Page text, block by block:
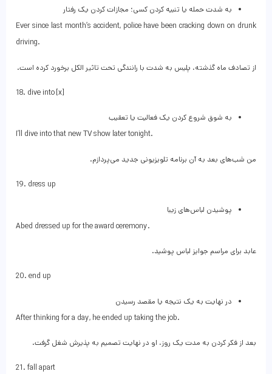
به شدت حمله یا تنبیه کردن کسی؛ مجازات کردن یک رفتار
Ever since last month’s accident, police have been cracking down on drunk
driving.
از تصادف ماه گذشته، پلیس به شدت با رانندگی تحت تاثیر الکل برخورد کرده است.
18. dive into [x]
به شوق شروع کردن یک فعالیت یا تعقیب
I’ll dive into that new TV show later tonight.
من شب‌های بعد به آن برنامه تلویزیونی جدید می‌پردازم.
19. dress up
پوشیدن لباس‌های زیبا
Abed dressed up for the award ceremony.
عابد برای مراسم جوایز لباس پوشید.
20. end up
در نهایت به یک نتیجه یا مقصد رسیدن
After thinking for a day, he ended up taking the job.
بعد از فکر کردن به مدت یک روز، او در نهایت تصمیم به پذیرش شغل گرفت.
21. fall apart